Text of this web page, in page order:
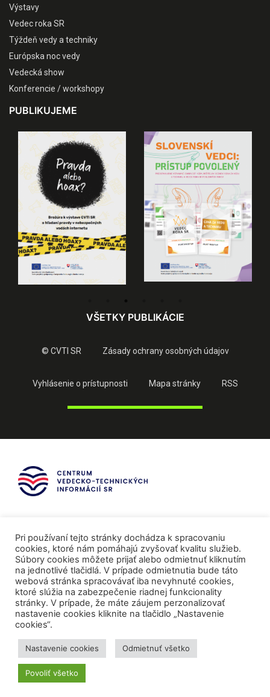
Výstavy
Vedec roka SR
Týždeň vedy a techniky
Európska noc vedy
Vedecká show
Konferencie / workshopy
PUBLIKUJEME
VŠETKY PUBLIKÁCIE
© CVTI SR Zásady ochrany osobných údajov
Vyhlásenie o prístupnosti Mapa stránky RSS
Mediálni partneri
Pri používaní tejto stránky dochádza k spracovaniu
cookies, ktoré nám pomáhajú zvyšovať kvalitu služieb.
Súbory cookies môžete prijať alebo odmietnuť kliknutím
na jednotlivé tlačidlá. V prípade odmietnutia bude táto
webová stránka spracovávať iba nevyhnuté cookies,
ktoré slúžia na zabezpečenie riadnej funkcionality
stránky. V prípade, že máte záujem perzonalizovať
nastavenie cookies kliknite na tlačidlo „Nastavenie
cookies“.
Nastavenie cookies Odmietnuť všetko
Povoliť všetko